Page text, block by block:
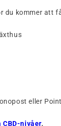
du kommer att
eller
CBD-nivåer.